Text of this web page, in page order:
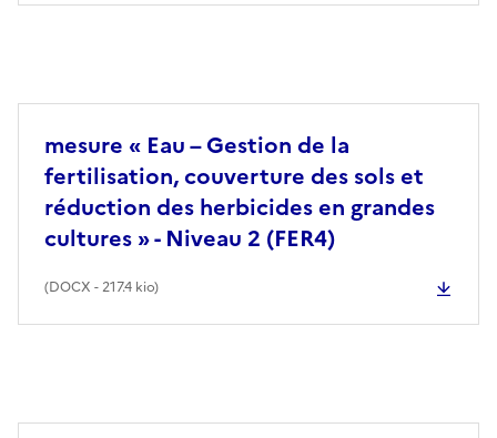
mesure « Eau – Gestion de la
fertilisation, couverture des sols et
réduction des herbicides en grandes
cultures » - Niveau 2 (FER4)
(DOCX - 217.4 kio)